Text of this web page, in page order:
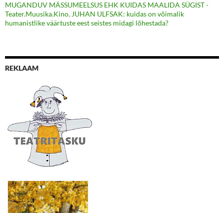
MUGANDUV MÄSSUMEELSUS EHK KUIDAS MAALIDA SÜGIST -
Teater.Muusika.Kino,JUHAN ULFSAK: kuidas on võimalik
humanistlike väärtuste eest seistes midagi lõhestada?
REKLAAM